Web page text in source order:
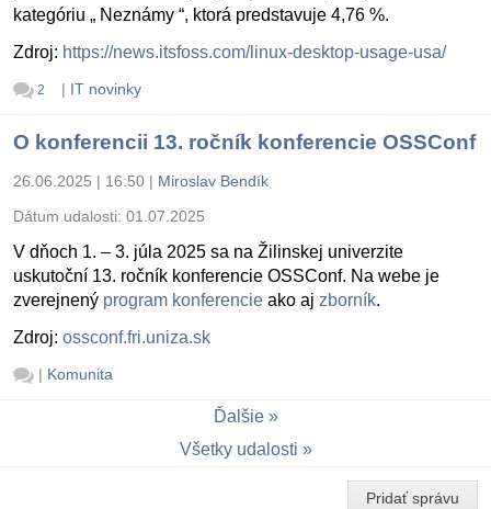
kategóriu „ Neznámy “, ktorá predstavuje 4,76 %.
Zdroj: https://news.itsfoss.com/linux-desktop-usage-usa/
2 | IT novinky
O konferencii 13. ročník konferencie OSSConf
26.06.2025 | 16:50 | Miroslav Bendík
Dátum udalosti: 01.07.2025
V dňoch 1. – 3. júla 2025 sa na Žilinskej univerzite
uskutoční 13. ročník konferencie OSSConf. Na webe je
zverejnený program konferencie ako aj zborník.
Zdroj: ossconf.fri.uniza.sk
| Komunita
Ďalšie
Všetky udalosti
Pridať správu